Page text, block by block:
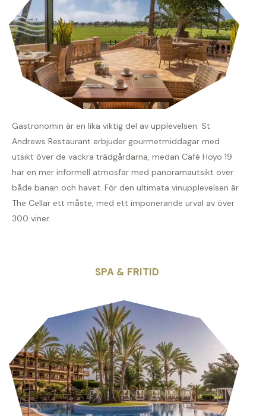
Gastronomin är en lika viktig del av upplevelsen. St
Andrews Restaurant erbjuder gourmetmiddagar med
utsikt över de vackra trädgårdarna, medan Café Hoyo 19
har en mer informell atmosfär med panoramautsikt över
både banan och havet. För den ultimata vinupplevelsen är
The Cellar ett måste, med ett imponerande urval av över
300 viner.
SPA & FRITID